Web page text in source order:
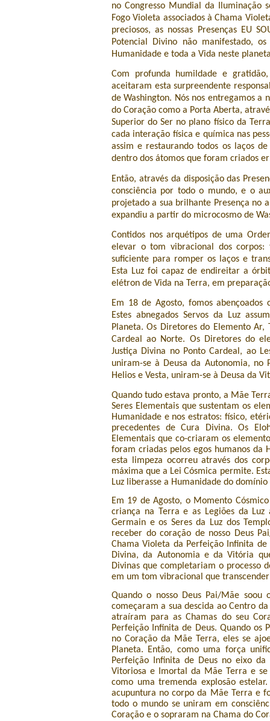
no Congresso Mundial da Iluminação
Fogo Violeta associados à Chama
preciosos, as nossas Presenças EU
Potencial Divino não manifestado,
Humanidade e toda a Vida neste
Com profunda humildade e
aceitaram esta surpreendente
de Washington. Nós nos entregamos a
do Coração como a Porta Aberta,
Superior do Ser no plano físico da
cada interação física e química nas
assim e restaurando todos os laços
dentro dos átomos que foram criados
Então, através da disposição das
consciência por todo o mundo, e o
projetado a sua brilhante Presença no
expandiu a partir do microcosmo de
Contidos nos arquétipos de uma
elevar o tom vibracional dos
suficiente para romper os laços e
Esta Luz foi capaz de endireitar a
elétron de Vida na Terra, em
Em 18 de Agosto, fomos
Estes abnegados Servos da Luz
Planeta. Os Diretores do Elemento
Cardeal ao Norte. Os Diretores do
Justiça Divina no Ponto Cardeal, ao
uniram-se à Deusa da Autonomia, no
Helios e Vesta, uniram-se à Deusa da
Quando tudo estava pronto, a Mãe
Seres Elementais que sustentam os
Humanidade e nos estratos: físico,
precedentes de Cura Divina. Os
Elementais que co-criaram os
foram criadas pelos egos humanos da
esta limpeza ocorreu através dos
máxima que a Lei Cósmica permite.
Luz liberasse a Humanidade do
Em 19 de Agosto, o Momento
criança na Terra e as Legiões da
Germain e os Seres da Luz dos
receber do coração de nosso Deus
Chama Violeta da Perfeição Infinita de
Divina, da Autonomia e da Vitória
Divinas que completariam o processo
em um tom vibracional que
Quando o nosso Deus Pai/Mãe soou
começaram a sua descida ao Centro
atraíram para as Chamas do seu
Perfeição Infinita de Deus. Quando os
no Coração da Mãe Terra, eles se
Planeta. Então, como uma força
Perfeição Infinita de Deus no eixo
Vitoriosa e Imortal da Mãe Terra e se
como uma tremenda explosão
acupuntura no corpo da Mãe Terra e
todo o mundo se uniram em
Coração e o sopraram na Chama do